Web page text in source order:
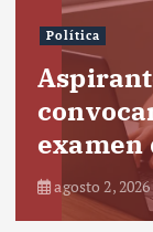
Política
agosto 2, 2026